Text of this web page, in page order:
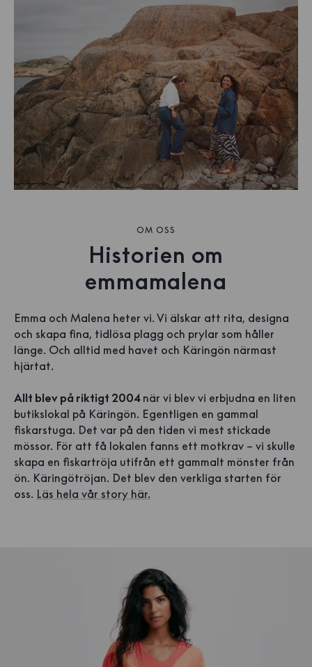
OM OSS
Historien om
emmamalena
Emma och Malena heter vi. Vi älskar att rita, designa
och skapa fina, tidlösa plagg och prylar som håller
länge. Och alltid med havet och Käringön närmast
hjärtat.
Allt blev på riktigt 2004 när vi blev vi erbjudna en liten
butikslokal på Käringön. Egentligen en gammal
fiskarstuga. Det var på den tiden vi mest stickade
mössor. För att få lokalen fanns ett motkrav – vi skulle
skapa en fiskartröja utifrån ett gammalt mönster från
ön. Käringötröjan. Det blev den verkliga starten för
oss. Läs hela vår story här.